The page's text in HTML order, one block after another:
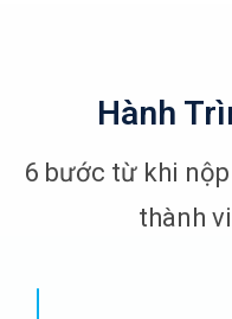
Hành
6 bước từ khi
thành